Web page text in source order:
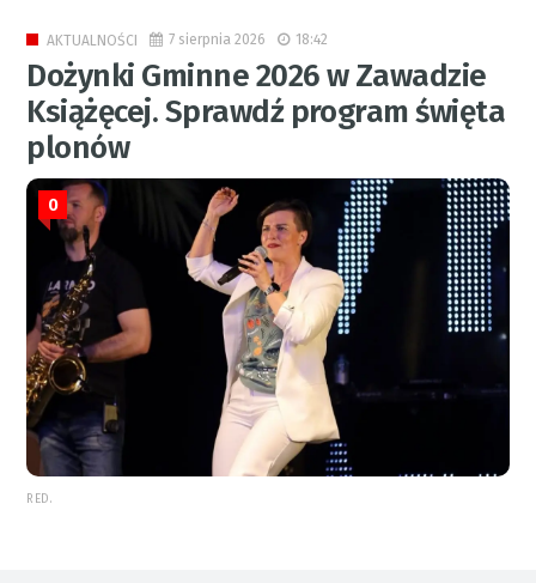
AKTUALNOŚCI 7 sierpnia 2026 18:42
Dożynki Gminne 2026 w Zawadzie
Książęcej. Sprawdź program święta
plonów
0
RED.